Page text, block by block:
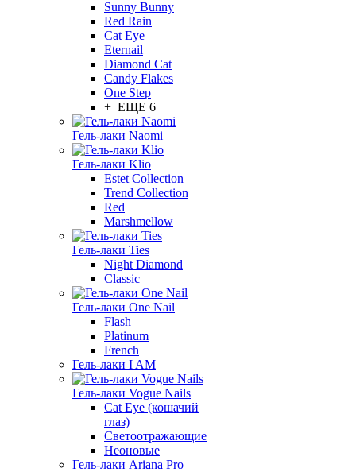
Sunny Bunny
Red Rain
Cat Eye
Eternail
Diamond Cat
Candy Flakes
One Step
+ ЕЩЕ 6
Гель-лаки Naomi
Гель-лаки Klio
Estet Collection
Trend Collection
Red
Marshmellow
Гель-лаки Ties
Night Diamond
Classic
Гель-лаки One Nail
Flash
Platinum
French
Гель-лаки I AM
Гель-лаки Vogue Nails
Cat Eye (кошачий
глаз)
Светоотражающие
Неоновые
Гель-лаки Ariana Pro